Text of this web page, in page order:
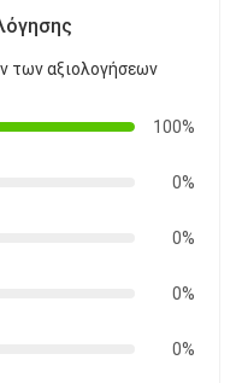
των αξιολογήσεων
100%
0%
0%
0%
0%